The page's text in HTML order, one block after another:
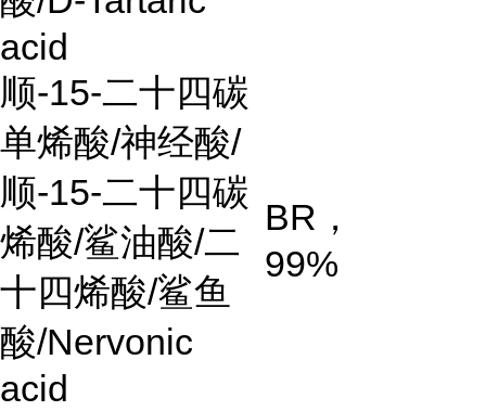
acid
顺-15-二十四碳
单烯酸/神经酸/
顺-15-二十四碳
烯酸/鲨油酸/二
十四烯酸/鲨鱼
酸/Nervonic
acid
BR ，
99%